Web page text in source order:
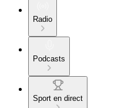
Radio
Podcasts
Sport en direct